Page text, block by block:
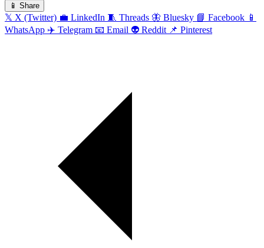
📱 Share
𝕏 X (Twitter) 💼 LinkedIn 🧵 Threads 🦋 Bluesky 📘 Facebook 📱
WhatsApp ✈️ Telegram 📧 Email 👽 Reddit 📌 Pinterest